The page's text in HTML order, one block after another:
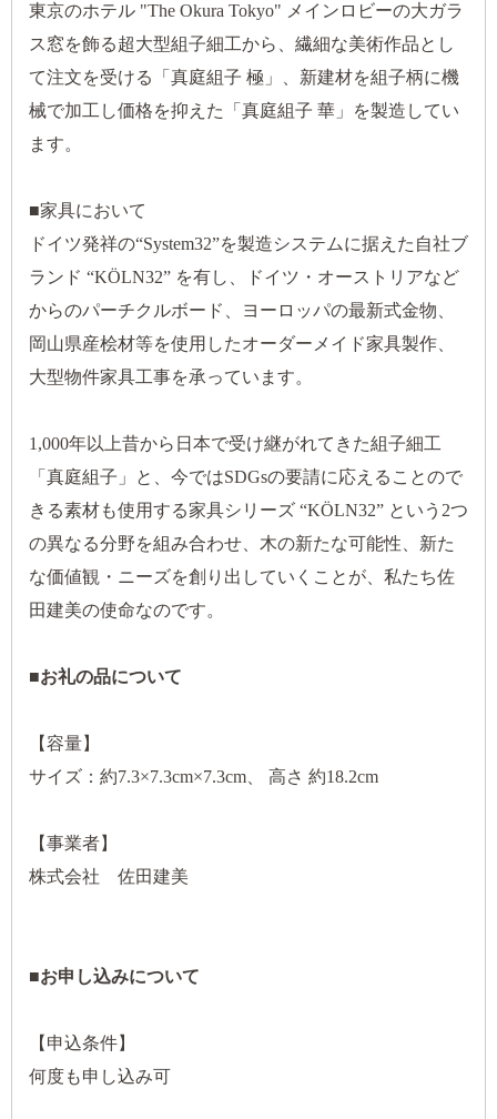
東京のホテル "The Okura Tokyo" メインロビーの大ガラ
ス窓を飾る超大型組子細工から、繊細な美術作品とし
て注文を受ける「真庭組子 極」、新建材を組子柄に機
械で加工し価格を抑えた「真庭組子 華」を製造してい
ます。
■家具において
ドイツ発祥の“System32”を製造システムに据えた自社ブ
ランド “KÖLN32” を有し、ドイツ・オーストリアなど
からのパーチクルボード、ヨーロッパの最新式金物、
岡山県産桧材等を使用したオーダーメイド家具製作、
大型物件家具工事を承っています。
1,000年以上昔から日本で受け継がれてきた組子細工
「真庭組子」と、今ではSDGsの要請に応えることので
きる素材も使用する家具シリーズ “KÖLN32” という2つ
の異なる分野を組み合わせ、木の新たな可能性、新た
な価値観・ニーズを創り出していくことが、私たち佐
田建美の使命なのです。
■お礼の品について
【容量】
サイズ：約7.3×7.3cm×7.3cm、 高さ 約18.2cm
【事業者】
株式会社 佐田建美
■お申し込みについて
【申込条件】
何度も申し込み可